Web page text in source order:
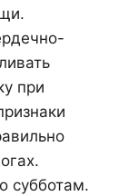
при
субботам.